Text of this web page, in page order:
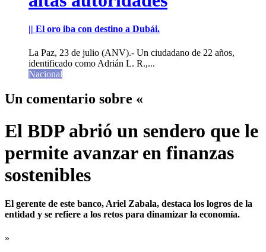
|| El oro iba con destino a Dubái.
La Paz, 23 de julio (ANV).- Un ciudadano de 22 años,
identificado como Adrián L. R.,...
Nacional
Un comentario sobre «
El BDP abrió un sendero que le
permite avanzar en finanzas
sostenibles
El gerente de este banco, Ariel Zabala, destaca los logros de la
entidad y se refiere a los retos para dinamizar la economía.
»